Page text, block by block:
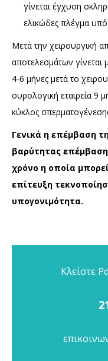
γίνεται έγχυση
ελικώδες πλέγμα
Μετά την χειρουργική
αποτελεσμάτων γίνεται
4-6 μήνες μετά το
ουρολογική εταιρεία 9
κύκλος
Γενικά η επέμβαση
βαρύτητας επέμβαση
χρόνο η οποία
επίτευξη
υπογονιμότητα.
Κλείστε